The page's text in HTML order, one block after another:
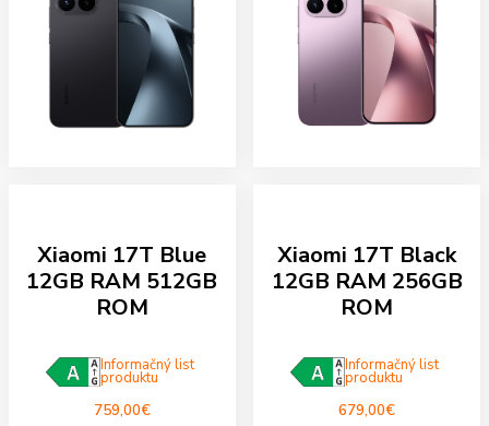
Xiaomi 17T Blue
12GB RAM 512GB
ROM
Informačný list
produktu
759,00€
Xiaomi 17T Black
12GB RAM 256GB
ROM
Informačný list
produktu
679,00€